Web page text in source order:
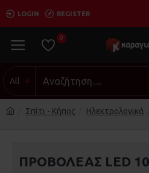
LOGIN REGISTER
0
All
Σπίτι - Κήπος Ηλεκτρολογικά
ΠΡΟΒΟΛΕΑΣ LED